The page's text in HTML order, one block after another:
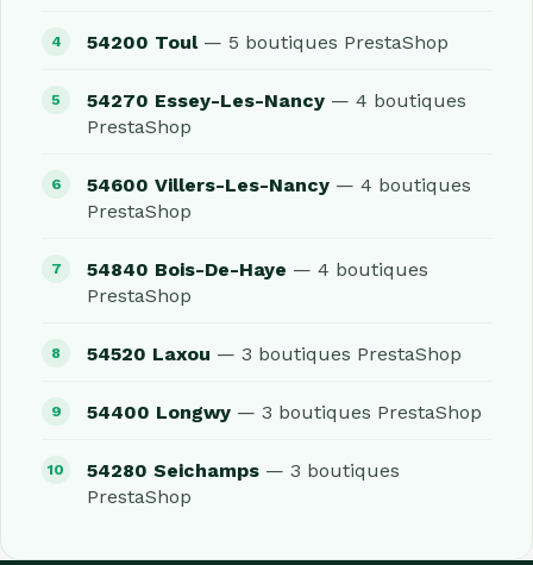
54200 Toul— 5 boutiques PrestaShop
54270 Essey-Les-Nancy — 4 boutiques
PrestaShop
54600 Villers-Les-Nancy — 4 boutiques
PrestaShop
54840 Bois-De-Haye — 4 boutiques
PrestaShop
54520 Laxou — 3 boutiques PrestaShop
54400 Longwy — 3 boutiques PrestaShop
54280 Seichamps — 3 boutiques
PrestaShop